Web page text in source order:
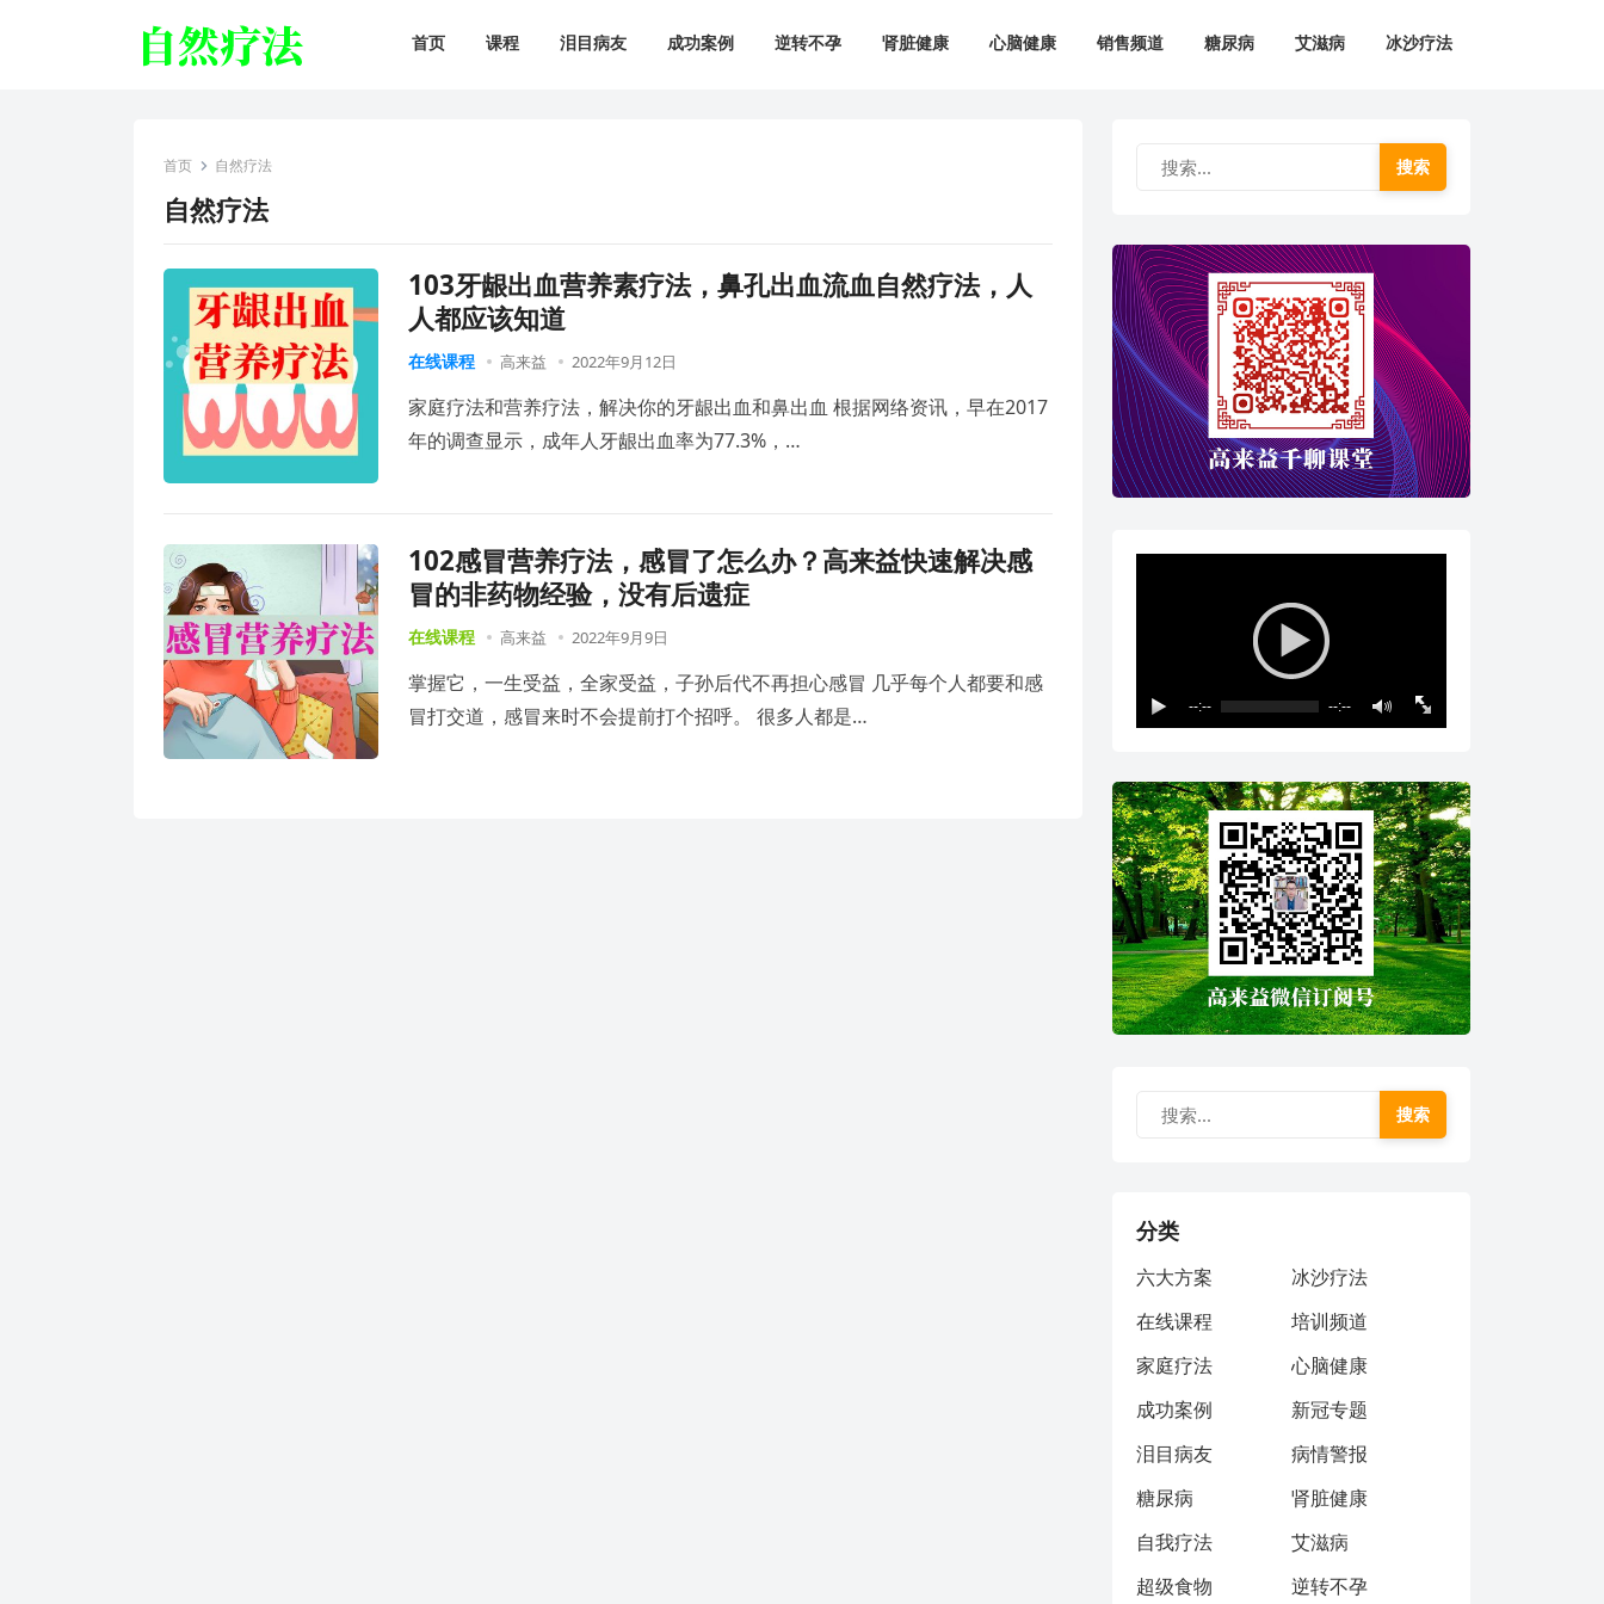
首页 课程 泪目病友 成功案例 逆转不孕 肾脏健康 心脑健康 销售频道 糖尿病 艾滋病 冰沙疗法
首页 自然疗法
自然疗法
103牙龈出血营养素疗法，鼻孔出血流血自然疗法，人
人都应该知道
在线课程 高来益 2022年9月12日
家庭疗法和营养疗法，解决你的牙龈出血和鼻出血 根据网络资讯，早在2017
年的调查显示，成年人牙龈出血率为77.3%，…
102感冒营养疗法，感冒了怎么办？高来益快速解决感
冒的非药物经验，没有后遗症
在线课程 高来益 2022年9月9日
掌握它，一生受益，全家受益，子孙后代不再担心感冒 几乎每个人都要和感
冒打交道，感冒来时不会提前打个招呼。 很多人都是…
搜索
--:-- --:--
搜索
分类
六大方案
冰沙疗法
在线课程
培训频道
家庭疗法
心脑健康
成功案例
新冠专题
泪目病友
病情警报
糖尿病
肾脏健康
自我疗法
艾滋病
超级食物
逆转不孕